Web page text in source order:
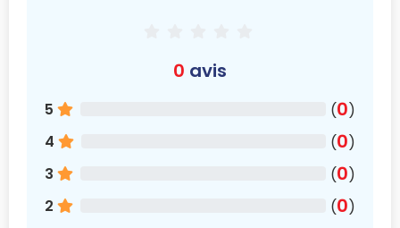
0 avis
5 (0)
4
(0)
3
(0)
2
(0)